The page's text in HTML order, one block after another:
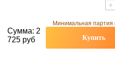
+
Минимальная партия
Сумма: 2
725 руб
Купить